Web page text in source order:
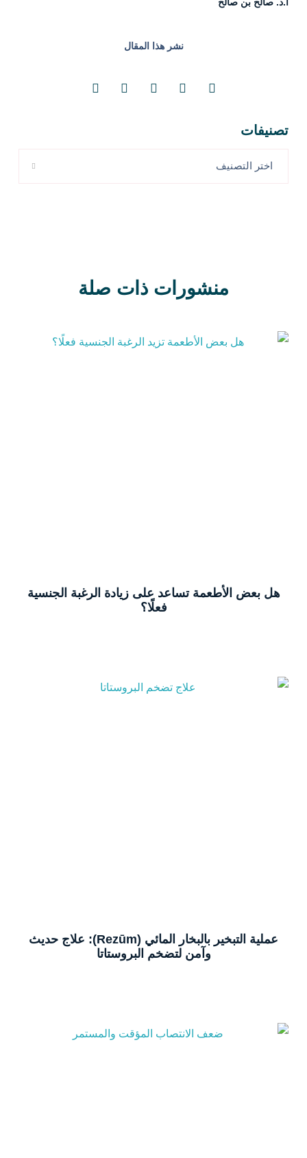
نشر هذا المقال
تصنيفات
اختر التصنيف
منشورات ذات صلة
هل بعض الأطعمة تساعد على زيادة الرغبة الجنسية
فعلًا؟
عملية التبخير بالبخار المائي (Rezūm): علاج حديث
وآمن لتضخم البروستاتا